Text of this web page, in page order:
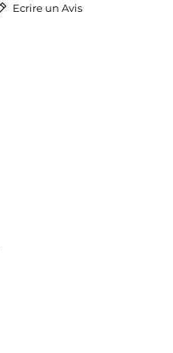
Ecrire un Avis